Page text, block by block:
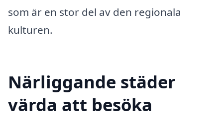
som är en stor del av den regionala
kulturen.
Närliggande städer
värda att besöka